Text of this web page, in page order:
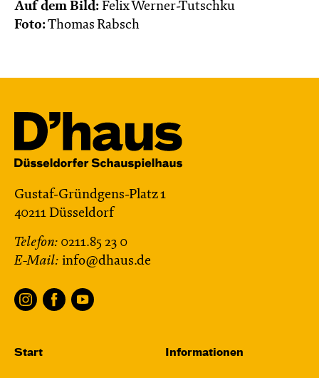
Menschen
Mit künstlerischer Audiodeskription
Auf dem Bild: Felix Werner-Tutschku
Foto:Thomas Rabsch
Gustaf-Gründgens-Platz 1
40211 Düsseldorf
Telefon: 0211.85 23 0
E-Mail: info@dhaus.de
Start Informationen